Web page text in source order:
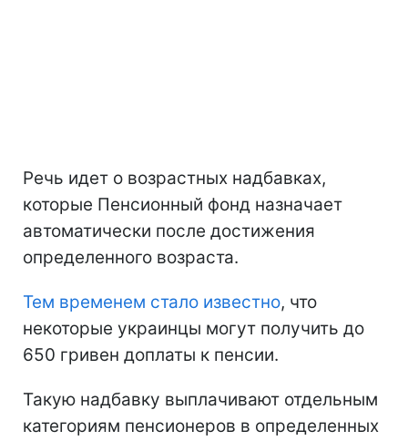
Речь идет о возрастных надбавках,
которые Пенсионный фонд назначает
автоматически после достижения
определенного возраста.
Тем временем стало известно, что
некоторые украинцы могут получить до
650 гривен доплаты к пенсии.
Такую надбавку выплачивают отдельным
категориям пенсионеров в определенных